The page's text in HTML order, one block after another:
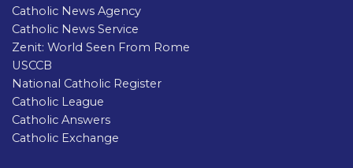
Catholic News Agency
Catholic News Service
Zenit: World Seen From Rome
USCCB
National Catholic Register
Catholic League
Catholic Answers
Catholic Exchange